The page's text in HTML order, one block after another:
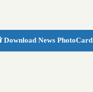
Download News PhotoCard